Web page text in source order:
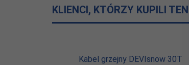
KLIENCI, KTÓRZY KUPILI
Kabel grzejny DEVIsnow 30T